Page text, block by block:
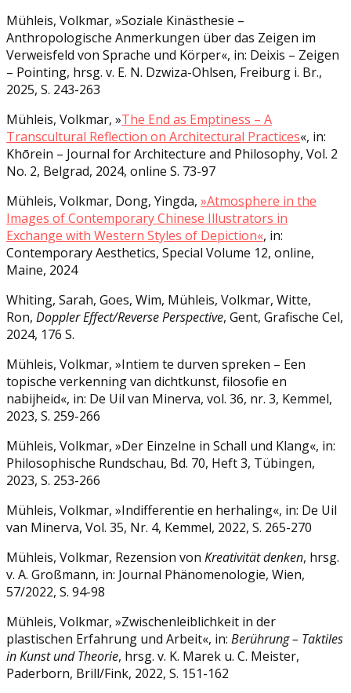
Mühleis, Volkmar, »Soziale Kinästhesie –
Anthropologische Anmerkungen über das Zeigen im
Verweisfeld von Sprache und Körper«, in: Deixis – Zeigen
– Pointing, hrsg. v. E. N. Dzwiza-Ohlsen, Freiburg i. Br.,
2025, S. 243-263
Mühleis, Volkmar, »The End as Emptiness – A
Transcultural Reflection on Architectural Practices«, in:
Khōrein – Journal for Architecture and Philosophy, Vol. 2
No. 2, Belgrad, 2024, online S. 73-97
Mühleis, Volkmar, Dong, Yingda, »Atmosphere in the
Images of Contemporary Chinese Illustrators in
Exchange with Western Styles of Depiction«, in:
Contemporary Aesthetics, Special Volume 12, online,
Maine, 2024
Whiting, Sarah, Goes, Wim, Mühleis, Volkmar, Witte,
Ron, Doppler Effect/Reverse Perspective, Gent, Grafische Cel,
2024, 176 S.
Mühleis, Volkmar, »Intiem te durven spreken – Een
topische verkenning van dichtkunst, filosofie en
nabijheid«, in: De Uil van Minerva, vol. 36, nr. 3, Kemmel,
2023, S. 259-266
Mühleis, Volkmar, »Der Einzelne in Schall und Klang«, in:
Philosophische Rundschau, Bd. 70, Heft 3, Tübingen,
2023, S. 253-266
Mühleis, Volkmar, »Indifferentie en herhaling«, in: De Uil
van Minerva, Vol. 35, Nr. 4, Kemmel, 2022, S. 265-270
Mühleis, Volkmar, Rezension von Kreativität denken, hrsg.
v. A. Großmann, in: Journal Phänomenologie, Wien,
57/2022, S. 94-98
Mühleis, Volkmar, »Zwischenleiblichkeit in der
plastischen Erfahrung und Arbeit«, in: Berührung – Taktiles
in Kunst und Theorie, hrsg. v. K. Marek u. C. Meister,
Paderborn, Brill/Fink, 2022, S. 151-162